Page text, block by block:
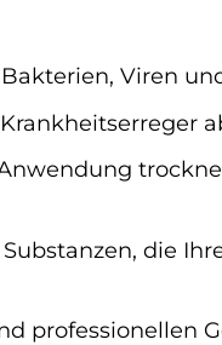
Viren
die
professionellen